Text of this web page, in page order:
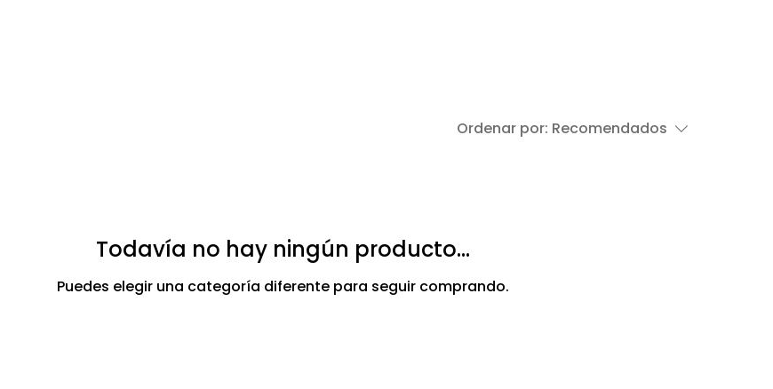
Ordenar por: Recomendados
Todavía no hay ningún producto...
Puedes elegir una categoría diferente para seguir comprando.